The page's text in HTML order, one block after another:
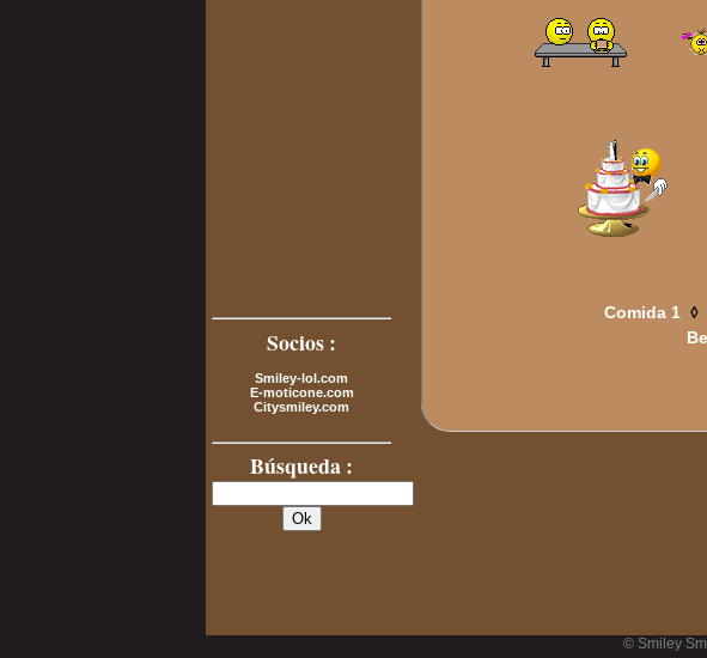
Socios :
Smiley-lol.com
E-moticone.com
Citysmiley.com
Búsqueda :
Comida 1 ◊
© Smiley